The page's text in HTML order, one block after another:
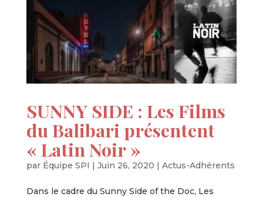
SUNNY SIDE : Les Films
du Balibari présentent
« Latin Noir »
par Équipe SPI | Juin 26, 2020 | Actus-Adhérents
Dans le cadre du Sunny Side of the Doc, Les